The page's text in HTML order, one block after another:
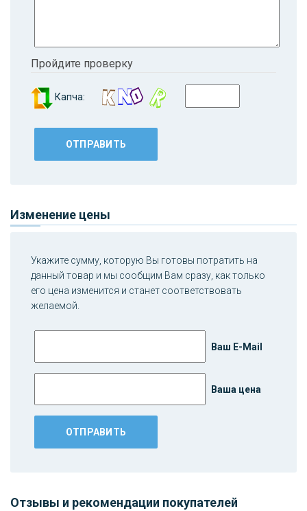
Пройдите проверку
Капча:
Изменение цены
Укажите сумму, которую Вы готовы потратить на
данный товар и мы сообщим Вам сразу, как только
его цена изменится и станет соответствовать
желаемой.
Ваш E-Mail
Ваша цена
Отзывы и рекомендации покупателей